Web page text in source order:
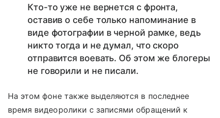
Кто-то уже не вернется с фронта,
оставив о себе только напоминание в
виде фотографии в черной рамке, ведь
никто тогда и не думал, что скоро
отправится воевать. Об этом же блогеры
не говорили и не писали.
На этом фоне также выделяются в последнее
время видеоролики с записями обращений к